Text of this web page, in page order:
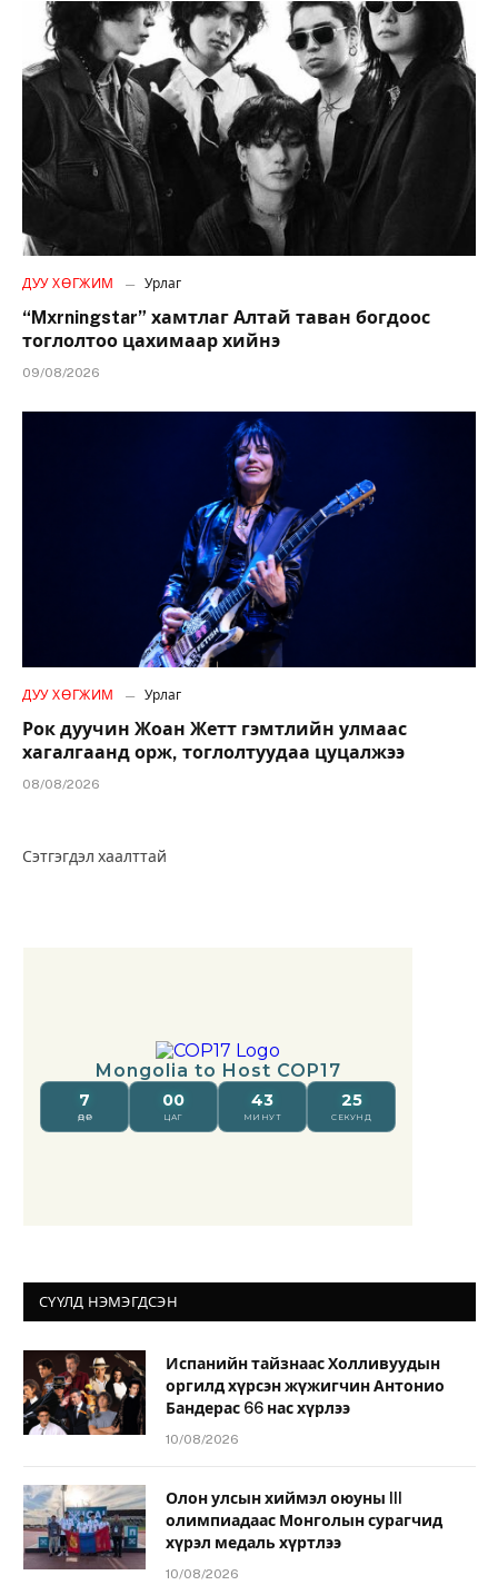
ДУУ ХӨГЖИМ Урлаг
“Mxrningstar” хамтлаг Алтай таван богдоос
тоглолтоо цахимаар хийнэ
09/08/2026
ДУУ ХӨГЖИМ Урлаг
Рок дуучин Жоан Жетт гэмтлийн улмаас
хагалгаанд орж, тоглолтуудаа цуцалжээ
08/08/2026
Сэтгэгдэл хаалттай
СҮҮЛД НЭМЭГДСЭН
Испанийн тайзнаас Холливуудын
оргилд хүрсэн жүжигчин Антонио
Бандерас 66 нас хүрлээ
10/08/2026
Олон улсын хиймэл оюуны III
олимпиадаас Монголын сурагчид
хүрэл медаль хүртлээ
10/08/2026